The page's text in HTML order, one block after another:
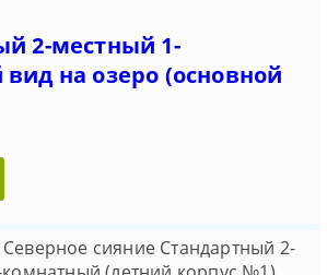
2-местный 1-
на озеро (основной